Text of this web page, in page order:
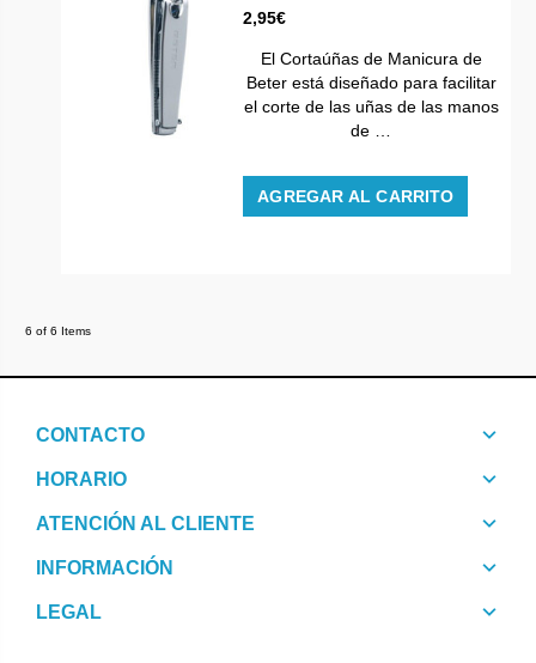
2,95€
El Cortaúñas de Manicura de
Beter está diseñado para facilitar
el corte de las uñas de las manos
de …
AGREGAR AL CARRITO
6 of 6 Items
CONTACTO
HORARIO
ATENCIÓN AL CLIENTE
INFORMACIÓN
LEGAL